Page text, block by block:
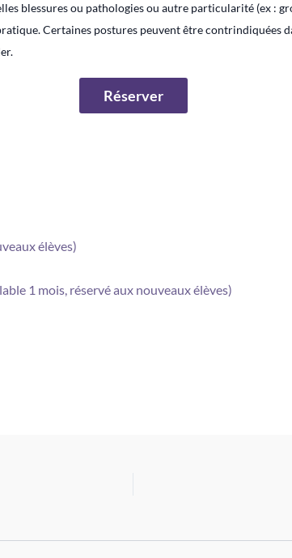
blessures ou pathologies ou autre particularité (ex :
Certaines postures peuvent être contrindiquées
élèves)
1 mois, réservé aux nouveaux élèves)